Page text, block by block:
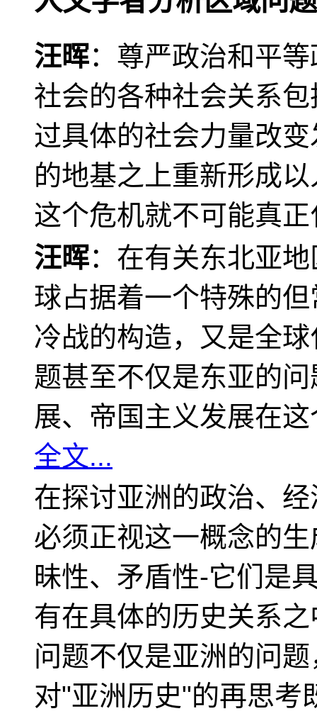
汪晖：尊严政治和平
社会的各种社会关系
过具体的社会力量改
的地基之上重新形成
这个危机就不可能真
汪晖：在有关东北亚
球占据着一个特殊的
冷战的构造，又是全
题甚至不仅是东亚的
展、帝国主义发展在
全文...
在探讨亚洲的政治、
必须正视这一概念的
昧性、矛盾性-它们是
有在具体的历史关系
问题不仅是亚洲的问
对"亚洲历史"的再思考